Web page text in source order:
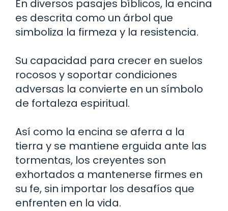
En diversos pasajes bíblicos, la encina
es descrita como un árbol que
simboliza la firmeza y la resistencia.
Su capacidad para crecer en suelos
rocosos y soportar condiciones
adversas la convierte en un símbolo
de fortaleza espiritual.
Así como la encina se aferra a la
tierra y se mantiene erguida ante las
tormentas, los creyentes son
exhortados a mantenerse firmes en
su fe, sin importar los desafíos que
enfrenten en la vida.